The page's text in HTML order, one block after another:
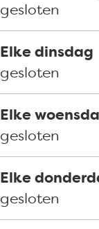
gesloten
Elke dinsdag
gesloten
Elke
gesloten
Elke
gesloten